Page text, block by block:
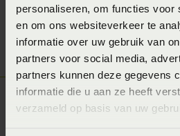
personaliseren, om functies voor
en om ons websiteverkeer te
informatie over uw gebruik van
partners voor social media,
partners kunnen deze gegevens
informatie die u aan ze heeft
verzameld op basis van uw
Ontdek hoe jij
Weten hoe je écht slaapt?